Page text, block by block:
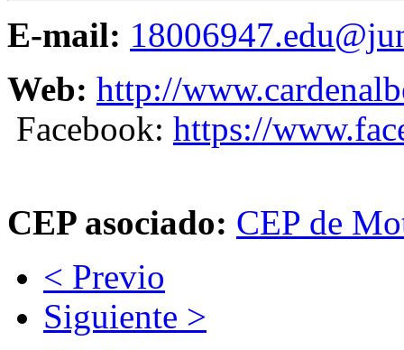
E-mail:
Web: http://
Facebook: https://
CEP asociado: CEP de
< Previo
Siguiente >